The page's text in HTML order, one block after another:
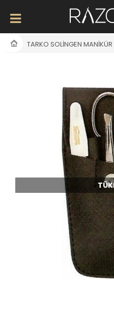
TARKO SOLINGEN MANIKÜR